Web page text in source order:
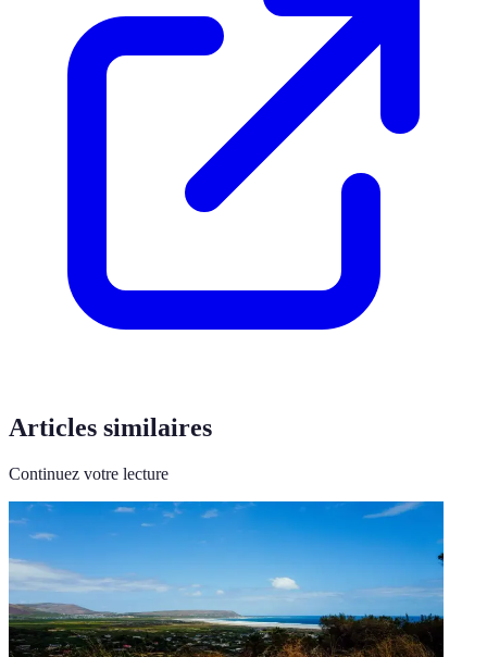
Articles similaires
Continuez votre lecture